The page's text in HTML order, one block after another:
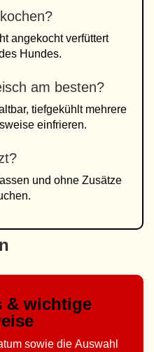
angekocht verfüttert
Hundes.
am besten?
tiefgekühlt mehrere
einfrieren.
und ohne Zusätze
& wichtige
sowie die Auswahl